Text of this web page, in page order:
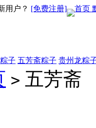
用户？ [免费注册] 首页
子 五芳斋粽子 贵州龙粽
> 五芳斋